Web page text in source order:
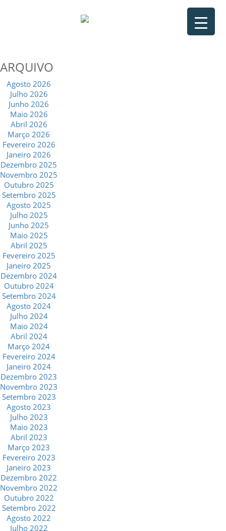
ARQUIVO
Agosto 2026
Julho 2026
Junho 2026
Maio 2026
Abril 2026
Março 2026
Fevereiro 2026
Janeiro 2026
Dezembro 2025
Novembro 2025
Outubro 2025
Setembro 2025
Agosto 2025
Julho 2025
Junho 2025
Maio 2025
Abril 2025
Fevereiro 2025
Janeiro 2025
Dezembro 2024
Outubro 2024
Setembro 2024
Agosto 2024
Julho 2024
Maio 2024
Abril 2024
Março 2024
Fevereiro 2024
Janeiro 2024
Dezembro 2023
Novembro 2023
Setembro 2023
Agosto 2023
Julho 2023
Maio 2023
Abril 2023
Março 2023
Fevereiro 2023
Janeiro 2023
Dezembro 2022
Novembro 2022
Outubro 2022
Setembro 2022
Agosto 2022
Julho 2022